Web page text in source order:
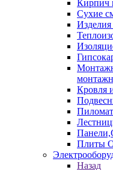
Кирпич
Сухие
Изделия
Кровля
Плиты
Назад